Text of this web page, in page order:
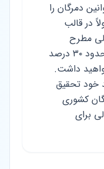
دمرگان را
در قالب
مطرح
می‌شوند. با تسلط بر این فصل، حدود ۳۰ درصد
داشت.
خود تحقیق
کشوری
برای